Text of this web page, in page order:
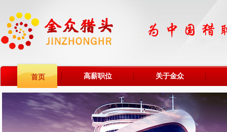
首页 高薪职位 关于金众